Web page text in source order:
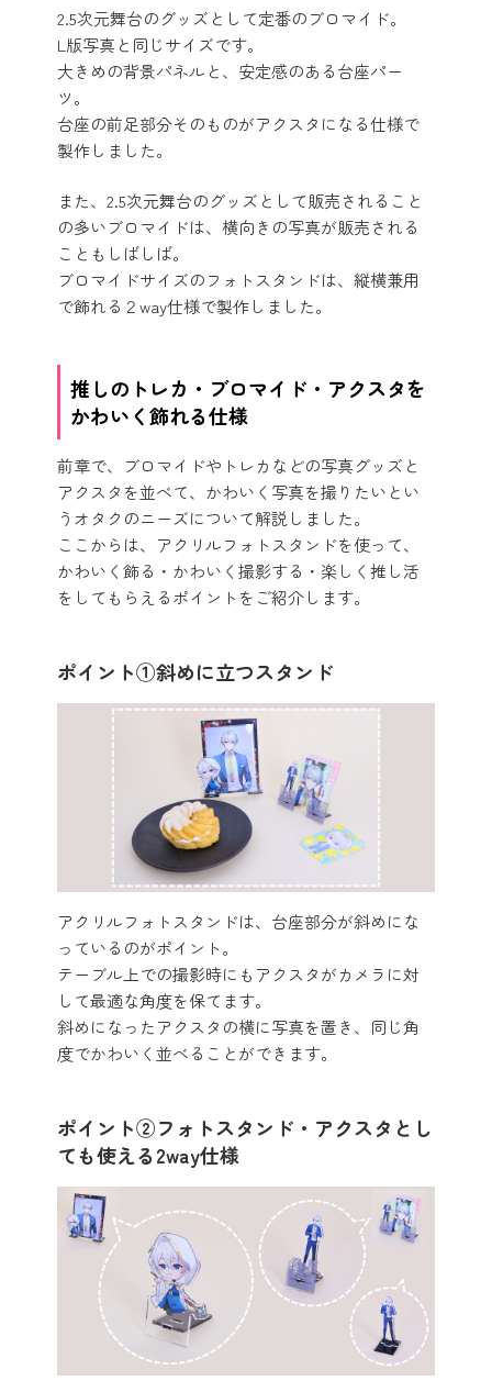
2.5次元舞台のグッズとして定番のブロマイド。
L版写真と同じサイズです。
大きめの背景パネルと、安定感のある台座パー
ツ。
台座の前足部分そのものがアクスタになる仕様で
製作しました。
また、2.5次元舞台のグッズとして販売されること
の多いブロマイドは、横向きの写真が販売される
こともしばしば。
ブロマイドサイズのフォトスタンドは、縦横兼用
で飾れる２way仕様で製作しました。
推しのトレカ・ブロマイド・アクスタを
かわいく飾れる仕様
前章で、ブロマイドやトレカなどの写真グッズと
アクスタを並べて、かわいく写真を撮りたいとい
うオタクのニーズについて解説しました。
ここからは、アクリルフォトスタンドを使って、
かわいく飾る・かわいく撮影する・楽しく推し活
をしてもらえるポイントをご紹介します。
ポイント①斜めに立つスタンド
アクリルフォトスタンドは、台座部分が斜めにな
っているのがポイント。
テーブル上での撮影時にもアクスタがカメラに対
して最適な角度を保てます。
斜めになったアクスタの横に写真を置き、同じ角
度でかわいく並べることができます。
ポイント②フォトスタンド・アクスタとし
ても使える2way仕様